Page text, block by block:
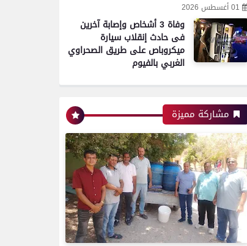
01 أغسطس 2026
وفاة 3 أشخاص وإصابة آخرين
فى حادث إنقلاب سيارة
ميكروباص على طريق الصحراوي
الغربي بالفيوم
مشاركة مميزة
لبن فاسد وغير صالح
للاستهلاك الآدمى قبل طرحه
بالأسواق
محافظات
مدير أمن سوهاج يواصل
جولاته المفاجئة ويتفقد
الكنائس والأديرة
محافظات